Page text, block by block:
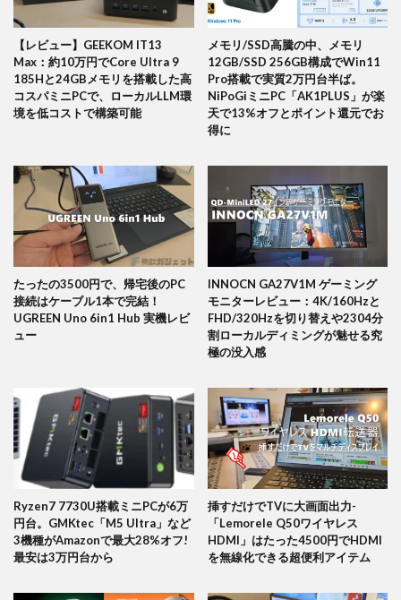
【レビュー】GEEKOM IT13
Max：約10万円でCore Ultra 9
185Hと24GBメモリを搭載した高
コスパミニPCで、ローカルLLM環
境を低コストで構築可能
メモリ/SSD高騰の中、メモリ
12GB/SSD 256GB構成でWin11
Pro搭載で実質2万円台半ば。
NiPoGiミニPC「AK1PLUS」が楽
天で13%オフとポイント還元でお
得に
たったの3500円で、帰宅後のPC
接続はケーブル1本で完結！
UGREEN Uno 6in1 Hub 実機レビ
ュー
INNOCN GA27V1M ゲーミング
モニターレビュー：4K/160Hzと
FHD/320Hzを切り替えや2304分
割ローカルディミングが魅せる究
極の没入感
Ryzen7 7730U搭載ミニPCが6万
円台。GMKtec「M5 Ultra」など
3機種がAmazonで最大28%オフ!
最安は3万円台から
挿すだけでTVに大画面出力-
「Lemorele Q50ワイヤレス
HDMI」はたった4500円でHDMI
を無線化できる超便利アイテム